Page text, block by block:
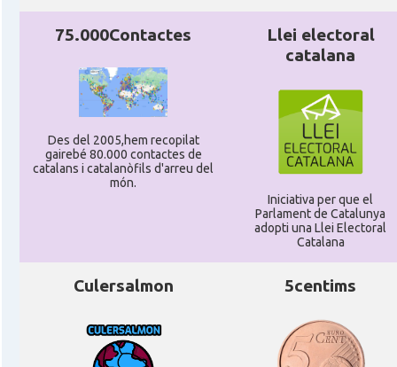
75.000Contactes
Des del 2005,hem recopilat
gairebé 80.000 contactes de
catalans i catalanòfils d'arreu del
món.
Llei electoral
catalana
Iniciativa per que el
Parlament de Catalunya
adopti una Llei Electoral
Catalana
Culersalmon 5centims